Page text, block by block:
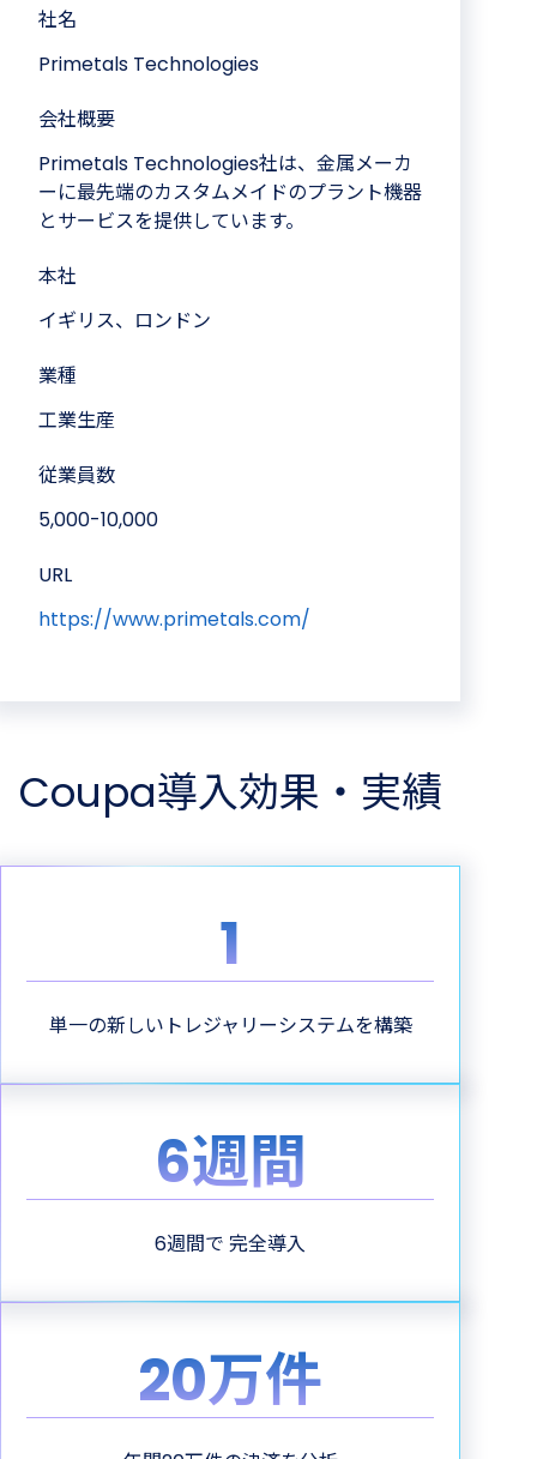
社名
Primetals Technologies
会社概要
Primetals Technologies社は、金属メーカ
ーに最先端のカスタムメイドのプラント機器
とサービスを提供しています。
本社
イギリス、ロンドン
業種
工業生産
従業員数
5,000-10,000
URL
https://www.primetals.com/
Coupa導入効果・実績
1
単一の新しいトレジャリーシステムを構築
6週間
6週間で 完全導入
20万件